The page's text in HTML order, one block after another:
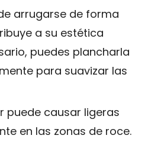
arrugarse de forma
a su estética
puedes plancharla
para suavizar las
puede causar ligeras
en las zonas de roce.